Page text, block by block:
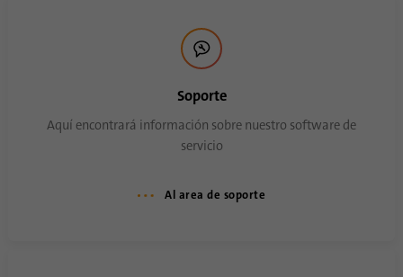
Soporte
Aquí encontrará información sobre nuestro software de
servicio
Al area de soporte